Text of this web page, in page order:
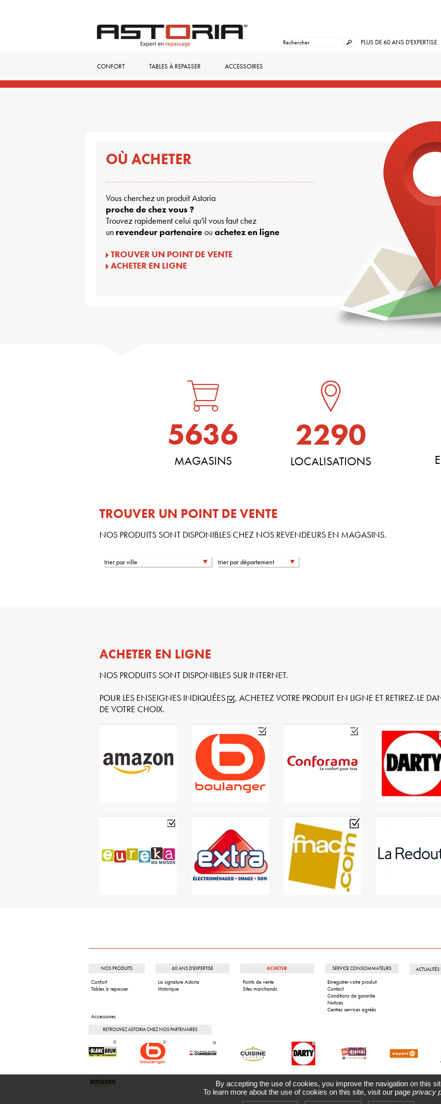
PLUS DE 60 ANS D'EXPERTISE
CONFORT TABLES À REPASSER ACCESSOIRES
OÙ ACHETER
Vous cherchez un produit Astoria
proche de chez vous ?
Trouvez rapidement celui qu'il vous faut chez
un revendeur partenaireouachetez en ligne
TROUVER UN POINT DE VENTE
ACHETER EN LIGNE
5636
MAGASINS
2290
LOCALISATIONS
TROUVER UN POINT DE VENTE
NOS PRODUITS SONT DISPONIBLES CHEZ NOS REVENDEURS EN MAGASINS.
trier par ville trier par département
ACHETER EN LIGNE
NOS PRODUITS SONT DISPONIBLES SUR INTERNET.
POUR LES ENSEIGNES INDIQUÉES
, ACHETEZ VOTRE PRODUIT EN LIGNE ET RETIREZ-LE
DE VOTRE CHOIX.
NOS PRODUITS
Confort
Tables à repasser
Accessoires
60 ANS D'EXPERTISE
La signature Astoria
Historique
ACHETER
Points de vente
Sites marchands
SERVICE CONSOMMATEURS
Enregistrer votre produit
Contact
Conditions de garantie
Notices
Centres services agréés
RETROUVEZ ASTORIA CHEZ NOS PARTENAIRES
By accepting the use of cookies, you improve the navigation on this
To learn more about the use of cookies on this site, visit our page privacy